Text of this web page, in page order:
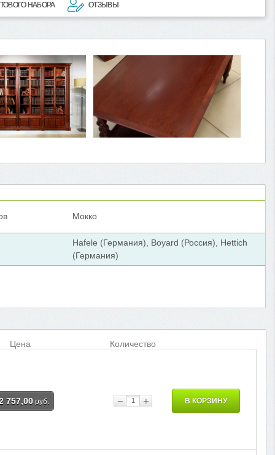
НАБОРА ОТЗЫВЫ
Мокко
Hafеle (Германия), Boyard (Россия), Hettich
(Германия)
Цена
Количество
757,00 руб. − + В КОРЗИНУ